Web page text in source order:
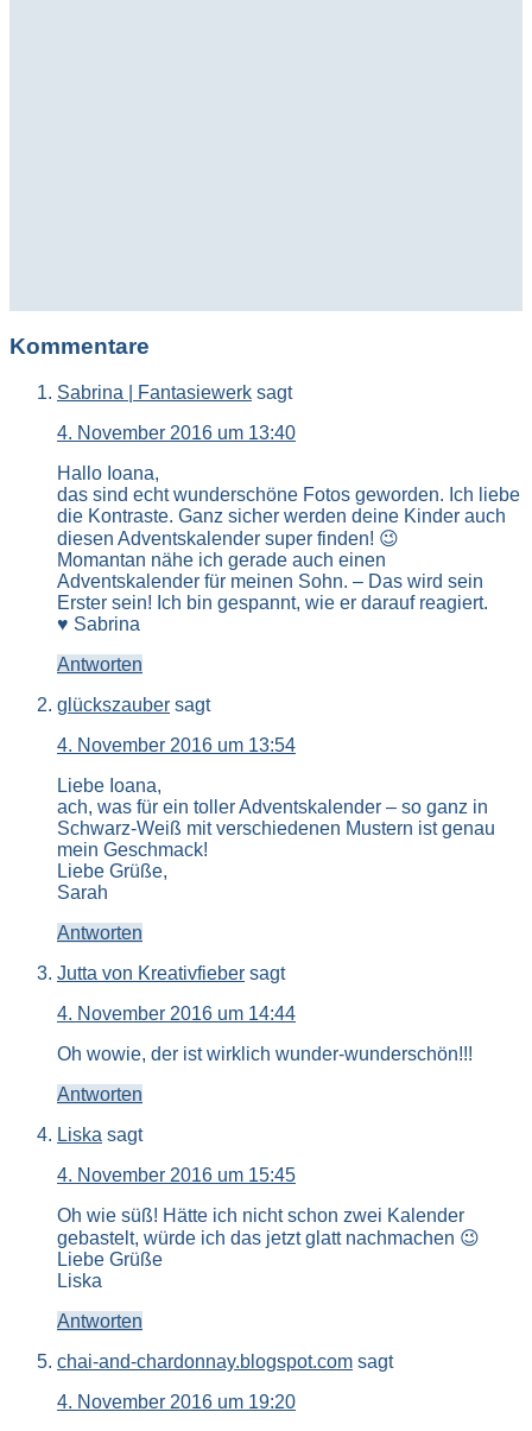
Kommentare
Sabrina | Fantasiewerk sagt
4. November 2016 um 13:40
Hallo Ioana,
das sind echt wunderschöne Fotos geworden. Ich liebe
die Kontraste. Ganz sicher werden deine Kinder auch
diesen Adventskalender super finden! 😉
Momantan nähe ich gerade auch einen
Adventskalender für meinen Sohn. – Das wird sein
Erster sein! Ich bin gespannt, wie er darauf reagiert.
♥ Sabrina
Antworten
glückszauber sagt
4. November 2016 um 13:54
Liebe Ioana,
ach, was für ein toller Adventskalender – so ganz in
Schwarz-Weiß mit verschiedenen Mustern ist genau
mein Geschmack!
Liebe Grüße,
Sarah
Antworten
Jutta von Kreativfieber sagt
4. November 2016 um 14:44
Oh wowie, der ist wirklich wunder-wunderschön!!!
Antworten
Liska sagt
4. November 2016 um 15:45
Oh wie süß! Hätte ich nicht schon zwei Kalender
gebastelt, würde ich das jetzt glatt nachmachen 😉
Liebe Grüße
Liska
Antworten
chai-and-chardonnay.blogspot.com sagt
4. November 2016 um 19:20